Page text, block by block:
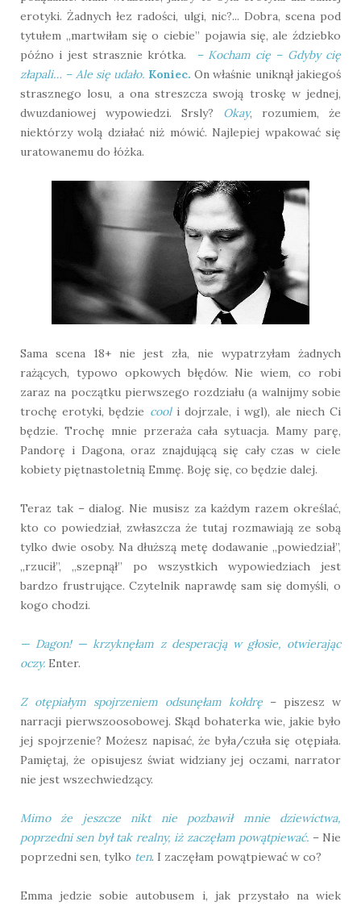
erotyki. Żadnych łez radości, ulgi, nic?... Dobra, scena pod
tytułem „martwiłam się o ciebie” pojawia się, ale ździebko
późno i jest strasznie krótka.
– Kocham cię – Gdyby cię
złapali… – Ale się udało. Koniec. On właśnie uniknął jakiegoś
strasznego losu, a ona streszcza swoją troskę w jednej,
dwuzdaniowej wypowiedzi. Srsly? Okay, rozumiem, że
niektórzy wolą działać niż mówić. Najlepiej wpakować się
uratowanemu do łóżka.
Sama scena 18+ nie jest zła, nie wypatrzyłam żadnych
rażących, typowo opkowych błędów. Nie wiem, co robi
zaraz na początku pierwszego rozdziału (a walnijmy sobie
trochę erotyki, będzie cooli dojrzale, i wgl), ale niech Ci
będzie. Trochę mnie przeraża cała sytuacja. Mamy parę,
Pandorę i Dagona, oraz znajdującą się cały czas w ciele
kobiety piętnastoletnią Emmę. Boję się, co będzie dalej.
Teraz tak – dialog. Nie musisz za każdym razem określać,
kto co powiedział, zwłaszcza że tutaj rozmawiają ze sobą
tylko dwie osoby. Na dłuższą metę dodawanie „powiedział”,
„rzucił”, „szepnął” po wszystkich wypowiedziach jest
bardzo frustrujące. Czytelnik naprawdę sam się domyśli, o
kogo chodzi.
— Dagon! — krzyknęłam z desperacją w głosie, otwierając
oczy. Enter.
Z otępiałym spojrzeniem odsunęłam kołdrę – piszesz w
narracji pierwszoosobowej. Skąd bohaterka wie, jakie było
jej spojrzenie? Możesz napisać, że była/czuła się otępiała.
Pamiętaj, że opisujesz świat widziany jej oczami, narrator
nie jest wszechwiedzący.
Mimo że jeszcze nikt nie pozbawił mnie dziewictwa,
poprzedni sen był tak realny, iż zaczęłam powątpiewać. – Nie
poprzedni sen, tylko ten. I zaczęłam powątpiewać w co?
Emma jedzie sobie autobusem i, jak przystało na wiek